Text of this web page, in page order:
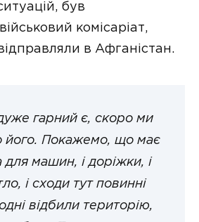
був
комісаріат,
в Афганістан.
гарний є, скоро ми
його. Покажемо, що має
для машин, і доріжки, і
і сходи тут повинні
відбили територію,